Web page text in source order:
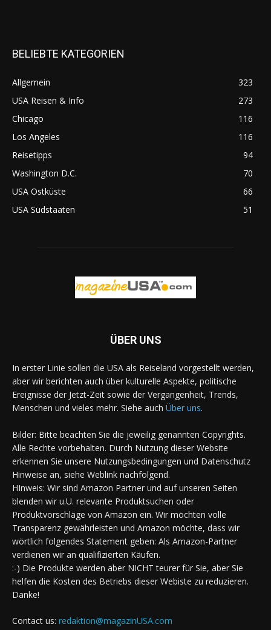
BELIEBTE KATEGORIEN
Allgemein
323
USA Reisen & Info
273
Chicago
116
Los Angeles
116
Reisetipps
94
Washington D.C.
70
USA Ostküste
66
USA Südstaaten
51
ÜBER UNS
In erster Linie sollen die USA als Reiseland vorgestellt werden,
aber wir berichten auch über kulturelle Aspekte, politische
Ereignisse der Jetzt-Zeit sowie der Vergangenheit, Trends,
Menschen und vieles mehr. Siehe auch Über uns.
Bilder: Bitte beachten Sie die jeweilig genannten Copyrights.
Alle Rechte vorbehalten. Durch Nutzung dieser Website
erkennen Sie unsere Nutzungsbedingungen und Datenschutz
Hinweise an, siehe Weblink nachfolgend.
HInweis: Wir sind Amazon Partner und auf unseren Seiten
blenden wir u.U. relevante Produktsuchen oder
Produktvorschläge von Amazon ein. Wir möchten volle
Transparenz gewährleisten und Amazon möchte, dass wir
wörtlich folgendes Statement geben: Als Amazon-Partner
verdienen wir an qualifizierten Käufen.
:-) Die Produkte werden aber NICHT teurer für Sie, aber Sie
helfen die Kosten des Betriebs dieser Webiste zu reduzieren.
Danke!
Contact us: redaktion@magazinUSA.com